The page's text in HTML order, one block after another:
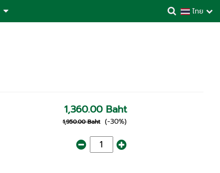
ไทย
1,360.00 Baht
1,950.00 Baht (-30%)